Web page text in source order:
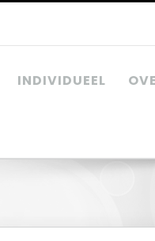
INDIVIDUEEL